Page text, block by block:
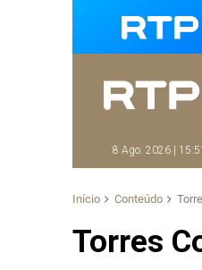
8 Ago. 2026 | 15:51
Início Conteúdo
Torres